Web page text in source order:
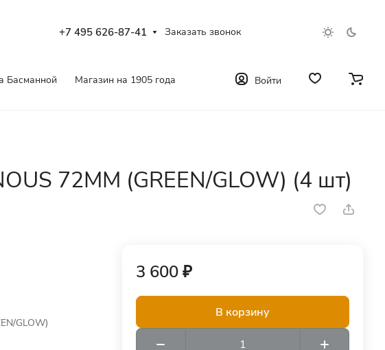
+7 495 626-87-41 Заказать звонок
Басманной Магазин на 1905 года Войти
72MM (GREEN/GLOW) (4 шт)
GLOW)
3 600 ₽
В корзину